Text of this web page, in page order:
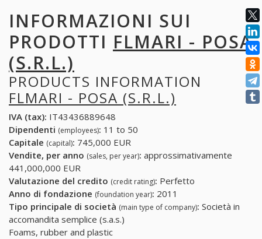
INFORMAZIONI SUI
PRODOTTI FLMARI - POSA
(S.R.L.)
PRODUCTS INFORMATION
FLMARI - POSA (S.R.L.)
IVA (tax): IT43436889648
Dipendenti (employees): 11 to 50
Capitale (capital): 745,000 EUR
Vendite, per anno (sales, per year): approssimativamente
441,000,000 EUR
Valutazione del credito (credit rating): Perfetto
Anno di fondazione (foundation year): 2011
Tipo principale di società (main type of company): Società in
accomandita semplice (s.a.s.)
Foams, rubber and plastic